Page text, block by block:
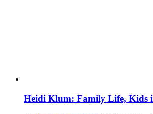
Heidi Klum: Family Life, Kids